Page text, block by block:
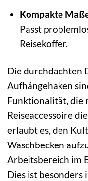
Kompakte
Passt
Reisekoffer.
Die durchdachten
Aufhängehaken
Funktionalität, die
Reiseaccessoire
erlaubt es, den
Waschbecken
Arbeitsbereich im
Dies ist